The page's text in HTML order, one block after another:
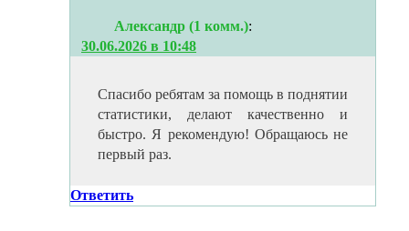
Александр (1 комм.):
30.06.2026 в 10:48
Спасибо ребятам за помощь в поднятии
статистики, делают качественно и
быстро. Я рекомендую! Обращаюсь не
первый раз.
Ответить